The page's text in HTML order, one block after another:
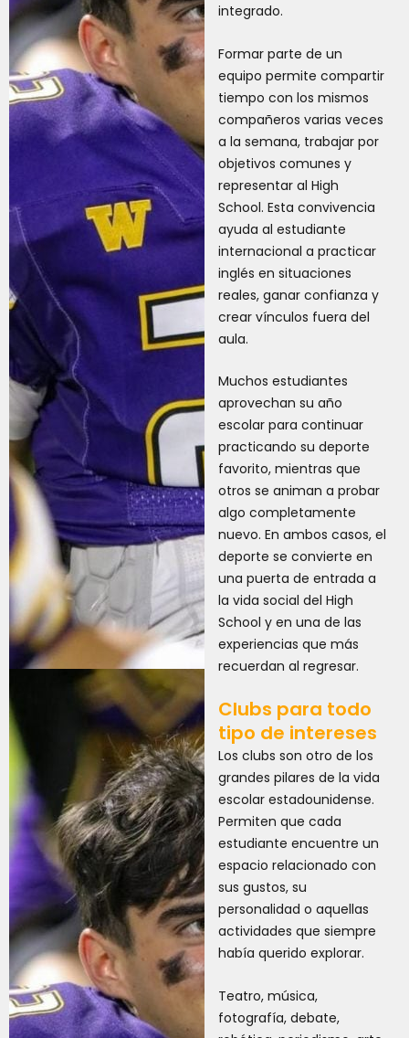
integrado.
Formar parte de un
equipo permite compartir
tiempo con los mismos
compañeros varias veces
a la semana, trabajar por
objetivos comunes y
representar al High
School. Esta convivencia
ayuda al estudiante
internacional a practicar
inglés en situaciones
reales, ganar confianza y
crear vínculos fuera del
aula.
Muchos estudiantes
aprovechan su año
escolar para continuar
practicando su deporte
favorito, mientras que
otros se animan a probar
algo completamente
nuevo. En ambos casos, el
deporte se convierte en
una puerta de entrada a
la vida social del High
School y en una de las
experiencias que más
recuerdan al regresar.
Clubs para todo
tipo de intereses
Los clubs son otro de los
grandes pilares de la vida
escolar estadounidense.
Permiten que cada
estudiante encuentre un
espacio relacionado con
sus gustos, su
personalidad o aquellas
actividades que siempre
había querido explorar.
Teatro, música,
fotografía, debate,